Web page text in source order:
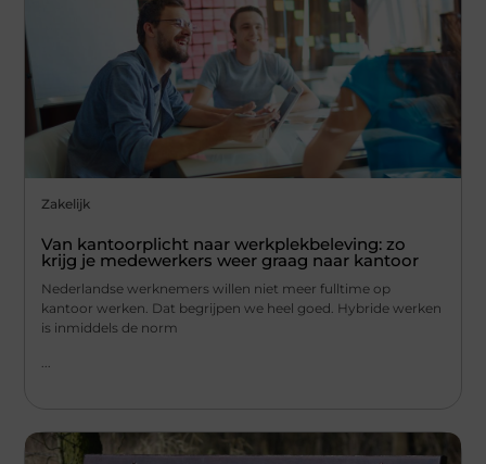
Zakelijk
Van kantoorplicht naar werkplekbeleving: zo
krijg je medewerkers weer graag naar kantoor
Nederlandse werknemers willen niet meer fulltime op
kantoor werken. Dat begrijpen we heel goed. Hybride werken
is inmiddels de norm
...